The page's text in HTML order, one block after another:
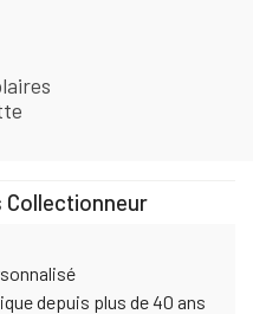
Collectionneur
depuis plus de 40 ans